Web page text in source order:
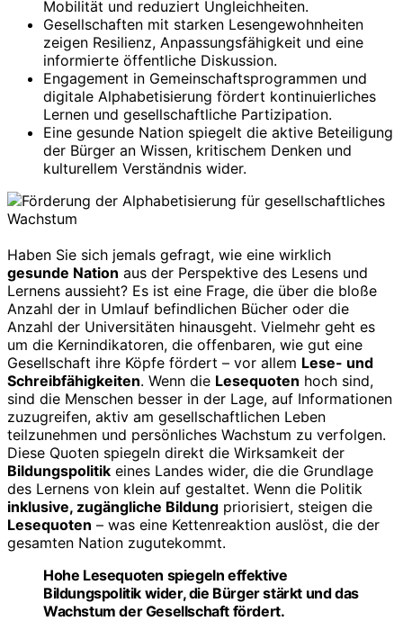
Mobilität und reduziert Ungleichheiten.
Gesellschaften mit starken Lesengewohnheiten
zeigen Resilienz, Anpassungsfähigkeit und eine
informierte öffentliche Diskussion.
Engagement in Gemeinschaftsprogrammen und
digitale Alphabetisierung fördert kontinuierliches
Lernen und gesellschaftliche Partizipation.
Eine gesunde Nation spiegelt die aktive Beteiligung
der Bürger an Wissen, kritischem Denken und
kulturellem Verständnis wider.
Haben Sie sich jemals gefragt, wie eine wirklich
gesunde Nation aus der Perspektive des Lesens und
Lernens aussieht? Es ist eine Frage, die über die bloße
Anzahl der in Umlauf befindlichen Bücher oder die
Anzahl der Universitäten hinausgeht. Vielmehr geht es
um die Kernindikatoren, die offenbaren, wie gut eine
Gesellschaft ihre Köpfe fördert – vor allem Lese- und
Schreibfähigkeiten. Wenn die Lesequoten hoch sind,
sind die Menschen besser in der Lage, auf Informationen
zuzugreifen, aktiv am gesellschaftlichen Leben
teilzunehmen und persönliches Wachstum zu verfolgen.
Diese Quoten spiegeln direkt die Wirksamkeit der
Bildungspolitik eines Landes wider, die die Grundlage
des Lernens von klein auf gestaltet. Wenn die Politik
inklusive, zugängliche Bildung priorisiert, steigen die
Lesequoten – was eine Kettenreaktion auslöst, die der
gesamten Nation zugutekommt.
Hohe Lesequoten spiegeln effektive
Bildungspolitik wider, die Bürger stärkt und das
Wachstum der Gesellschaft fördert.